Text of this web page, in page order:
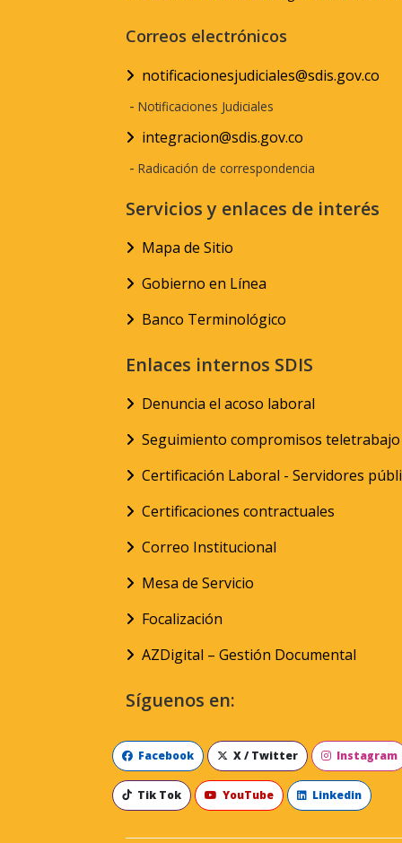
Correos electrónicos
notificacionesjudiciales@sdis.gov.co
- Notificaciones Judiciales
integracion@sdis.gov.co
- Radicación de correspondencia
Servicios y enlaces de interés
Mapa de Sitio
Gobierno en Línea
Banco Terminológico
Enlaces internos SDIS
Denuncia el acoso laboral
Seguimiento compromisos teletrabajo
Certificación Laboral - Servidores
Certificaciones contractuales
Correo Institucional
Mesa de Servicio
Focalización
AZDigital – Gestión Documental
Síguenos en:
Facebook X / Twitter Instagram
Tik Tok YouTube Linkedin